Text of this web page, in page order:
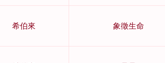
希伯來 象徵生命